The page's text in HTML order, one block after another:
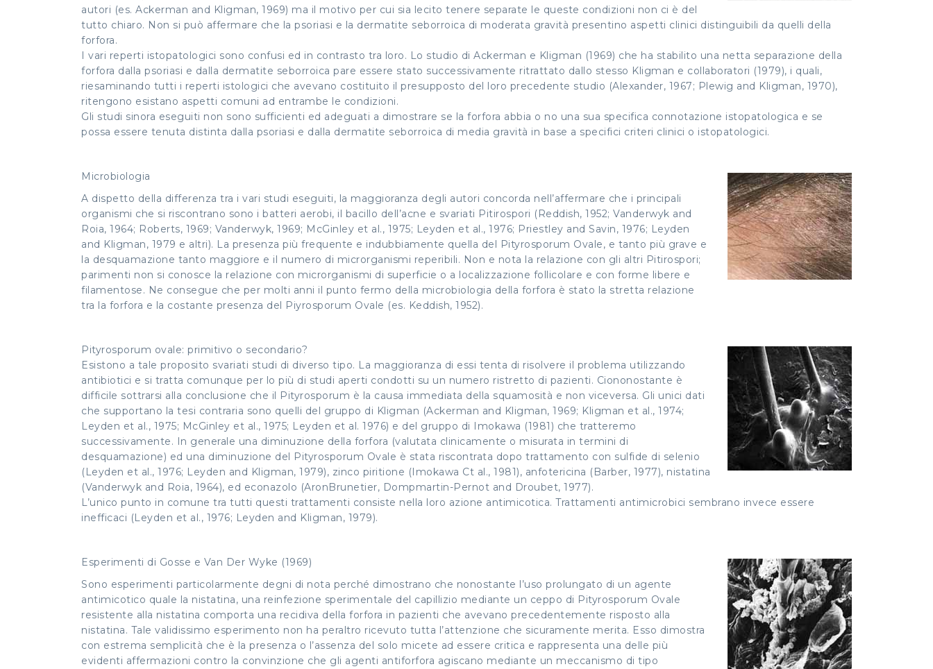
autori (es. Ackerman and Kligman, 1969) ma il motivo per cui sia lecito tenere separate le queste condizioni non ci è del
tutto chiaro. Non si può affermare che la psoriasi e la dermatite seborroica di moderata gravità presentino aspetti clinici distinguibili da quelli della
forfora.
I vari reperti istopatologici sono confusi ed in contrasto tra loro. Lo studio di Ackerman e Kligman (1969) che ha stabilito una netta separazione della
forfora dalla psoriasi e dalla dermatite seborroica pare essere stato successivamente ritrattato dallo stesso Kligman e collaboratori (1979), i quali,
riesaminando tutti i reperti istologici che avevano costituito il presupposto del loro precedente studio (Alexander, 1967; Plewig and Kligman, 1970),
ritengono esistano aspetti comuni ad entrambe le condizioni.
Gli studi sinora eseguiti non sono sufficienti ed adeguati a dimostrare se la forfora abbia o no una sua specifica connotazione istopatologica e se
possa essere tenuta distinta dalla psoriasi e dalla dermatite seborroica di media gravità in base a specifici criteri clinici o istopatologici.
Microbiologia
A dispetto della differenza tra i vari studi eseguiti, la maggioranza degli autori concorda nell’affermare che i principali
organismi che si riscontrano sono i batteri aerobi, il bacillo dell’acne e svariati Pitirospori (Reddish, 1952; Vanderwyk and
Roia, 1964; Roberts, 1969; Vanderwyk, 1969; McGinley et al., 1975; Leyden et al., 1976; Priestley and Savin, 1976; Leyden
and Kligman, 1979 e altri). La presenza più frequente e indubbiamente quella del Pityrosporum Ovale, e tanto più grave e
la desquamazione tanto maggiore e il numero di microrganismi reperibili. Non e nota la relazione con gli altri Pitirospori;
parimenti non si conosce la relazione con microrganismi di superficie o a localizzazione follicolare e con forme libere e
filamentose. Ne consegue che per molti anni il punto fermo della microbiologia della forfora è stato la stretta relazione
tra la forfora e la costante presenza del Piyrosporum Ovale (es. Keddish, 1952).
Pityrosporum ovale: primitivo o secondario?
Esistono a tale proposito svariati studi di diverso tipo. La maggioranza di essi tenta di risolvere il problema utilizzando
antibiotici e si tratta comunque per lo più di studi aperti condotti su un numero ristretto di pazienti. Ciononostante è
difficile sottrarsi alla conclusione che il Pityrosporum è la causa immediata della squamosità e non viceversa. Gli unici dati
che supportano la tesi contraria sono quelli del gruppo di Kligman (Ackerman and Kligman, 1969; Kligman et al., 1974;
Leyden et al., 1975; McGinley et al., 1975; Leyden et al. 1976) e del gruppo di Imokawa (1981) che tratteremo
successivamente. In generale una diminuzione della forfora (valutata clinicamente o misurata in termini di
desquamazione) ed una diminuzione del Pityrosporum Ovale è stata riscontrata dopo trattamento con sulfide di selenio
(Leyden et al., 1976; Leyden and Kligman, 1979), zinco piritione (Imokawa Ct al., 1981), anfotericina (Barber, 1977), nistatina
(Vanderwyk and Roia, 1964), ed econazolo (AronBrunetier, Dompmartin-Pernot and Droubet, 1977).
L’unico punto in comune tra tutti questi trattamenti consiste nella loro azione antimicotica. Trattamenti antimicrobici sembrano invece essere
inefficaci (Leyden et al., 1976; Leyden and Kligman, 1979).
Esperimenti di Gosse e Van Der Wyke (1969)
Sono esperimenti particolarmente degni di nota perché dimostrano che nonostante l’uso prolungato di un agente
antimicotico quale la nistatina, una reinfezione sperimentale del capillizio mediante un ceppo di Pityrosporum Ovale
resistente alla nistatina comporta una recidiva della forfora in pazienti che avevano precedentemente risposto alla
nistatina. Tale validissimo esperimento non ha peraltro ricevuto tutta l’attenzione che sicuramente merita. Esso dimostra
con estrema semplicità che è la presenza o l’assenza del solo micete ad essere critica e rappresenta una delle più
evidenti affermazioni contro la convinzione che gli agenti antiforfora agiscano mediante un meccanismo di tipo